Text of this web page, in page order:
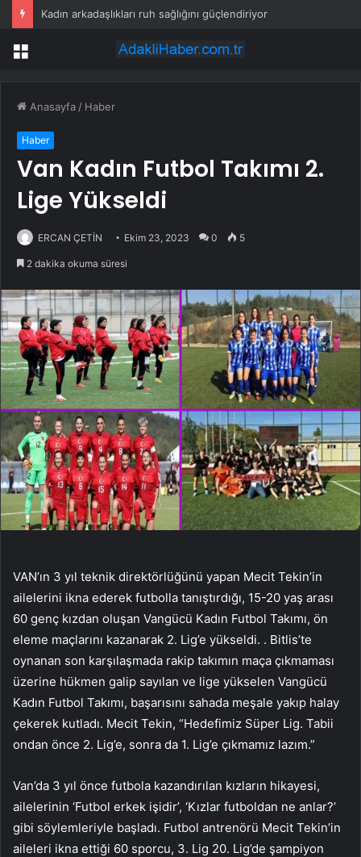
Kadın arkadaşlıkları ruh sağlığını güçlendiriyor
Menü
Anasayfa / Haber
Haber
Van Kadın Futbol Takımı 2.
Lige Yükseldi
ERCAN ÇETİN Ekim 23, 2023 0 5
2 dakika okuma süresi
VAN’ın 3 yıl teknik direktörlüğünü yapan Mecit Tekin’in
ailelerini ikna ederek futbolla tanıştırdığı, 15-20 yaş arası
60 genç kızdan oluşan Vangücü Kadın Futbol Takımı, ön
eleme maçlarını kazanarak 2. Lig’e yükseldi. . Bitlis’te
oynanan son karşılaşmada rakip takımın maça çıkmaması
üzerine hükmen galip sayılan ve lige yükselen Vangücü
Kadın Futbol Takımı, başarısını sahada meşale yakıp halay
çekerek kutladı. Mecit Tekin, “Hedefimiz Süper Lig. Tabii
ondan önce 2. Lig’e, sonra da 1. Lig’e çıkmamız lazım.”
Van’da 3 yıl önce futbola kazandırılan kızların hikayesi,
ailelerinin ‘Futbol erkek işidir’, ‘Kızlar futboldan ne anlar?’
gibi söylemleriyle başladı. Futbol antrenörü Mecit Tekin’in
aileleri ikna ettiği 60 sporcu, 3. Lig 20. Lig’de şampiyon